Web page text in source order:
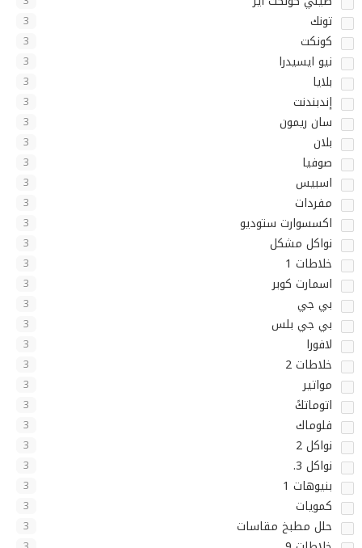
تونك 3
كونكت 3
نيو ايسيدرا 3
بلايا 3
إندبندنت 3
سان ريمون 3
بلان 3
صوفيا 3
اسبيس 3
مفردات 3
اكسسوارت ستوديو 3
نواكل مشكل 3
خلاطات 1 3
اسمارت كوبر 3
بي جي 3
بي جي بلس 3
لافورا 3
خلاطات 2 3
مواتير 3
اتوماتكً 3
فلوماك 3
نواكل 2 3
نواكل 3. 3
بنيوهات 1 3
كمويات 3
حلل مطبخ مقاسات 3